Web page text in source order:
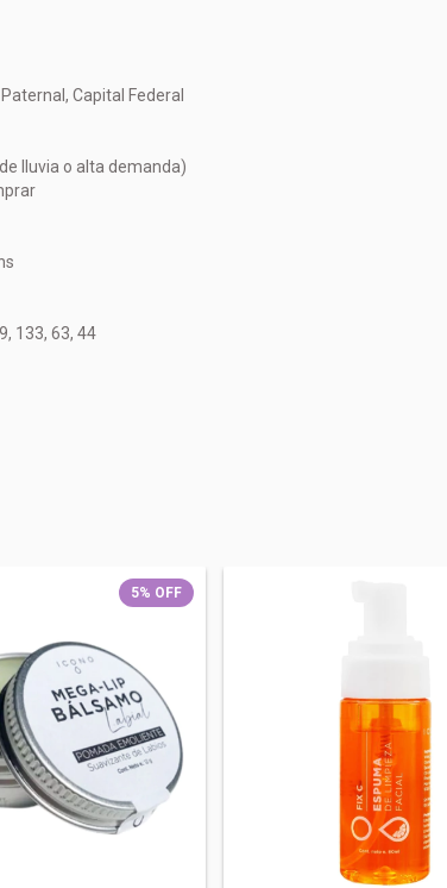
Capital Federal
lluvia o alta demanda)
133, 63, 44
5% OFF